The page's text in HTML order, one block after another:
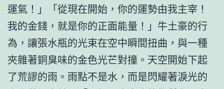
運氣！」「從現在開始，你的運勢由我主宰！
我的金錢，就是你的正面能量！」牛土豪的行
為，讓張水瓶的光束在空中瞬間扭曲，與一種
夾雜著銅臭味的金色光芒對撞。天空開始下起
了荒謬的雨。雨點不是水，而是閃耀著淚光的